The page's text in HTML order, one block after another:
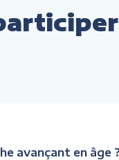
avançant en âge